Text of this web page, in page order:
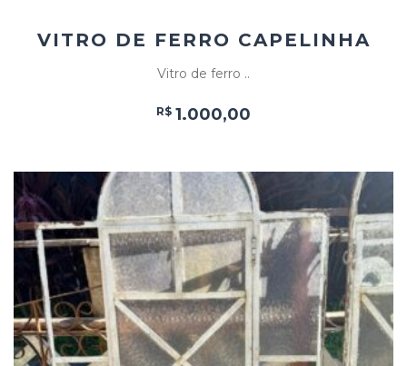
VITRO DE FERRO CAPELINHA
Vitro de ferro ..
R$ 1.000,00